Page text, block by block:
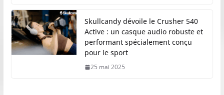
Skullcandy dévoile le Crusher 540
Active : un casque audio robuste et
performant spécialement conçu
pour le sport
25 mai 2025